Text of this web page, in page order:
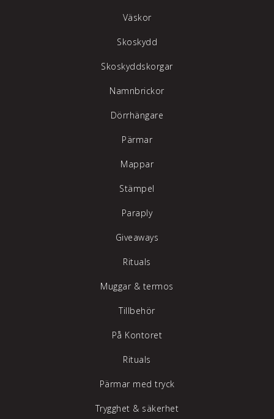
Väskor
Skoskydd
Skoskyddskorgar
Namnbrickor
Dörrhängare
Pärmar
Mappar
Stämpel
Paraply
Giveaways
Rituals
Muggar & termos
Tillbehör
På Kontoret
Rituals
Pärmar med tryck
Trygghet & säkerhet